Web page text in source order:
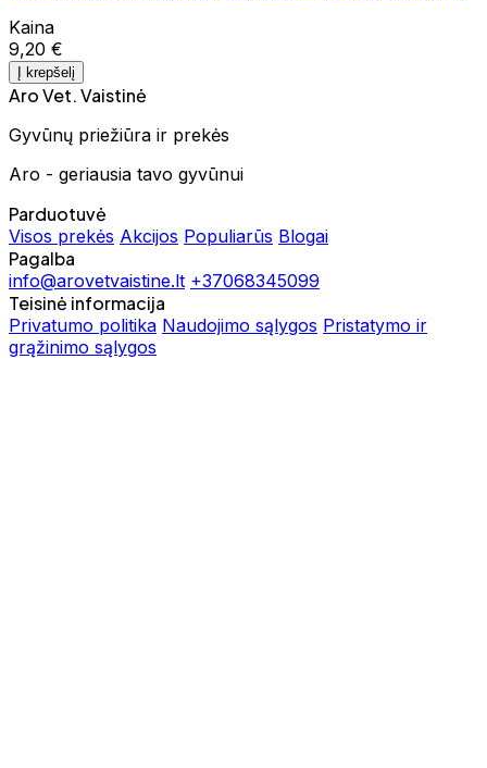
Kaina
9,20 €
Į krepšelį
Aro Vet. Vaistinė
Gyvūnų priežiūra ir prekės
Aro - geriausia tavo gyvūnui
Parduotuvė
Visos prekės Akcijos Populiarūs Blogai
Pagalba
info@arovetvaistine.lt +37068345099
Teisinė informacija
Privatumo politika Naudojimo sąlygos Pristatymo ir
grąžinimo sąlygos